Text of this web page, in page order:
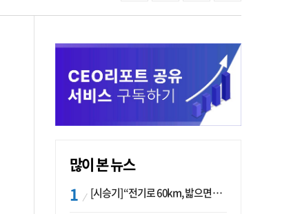
많이 본 뉴스
[시승기] “전기로 60km, 밟으면 462마력”…볼보 XC60 T8의 두 얼굴